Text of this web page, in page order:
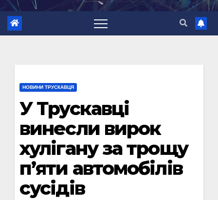
НОВИНИ ТРУСКАВЦЯ
У Трускавці
винесли вирок
хулігану за трощу
пʼяти автомобілів
сусідів